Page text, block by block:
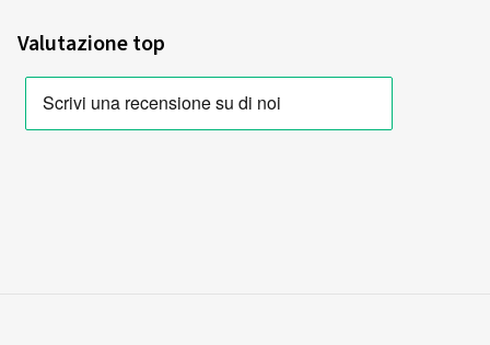
Valutazione top